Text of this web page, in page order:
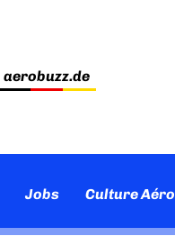
aerobuzz.de
Jobs Culture Aéro